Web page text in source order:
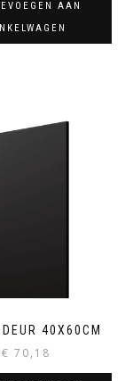
AAN
40X60CM
€ 70,18